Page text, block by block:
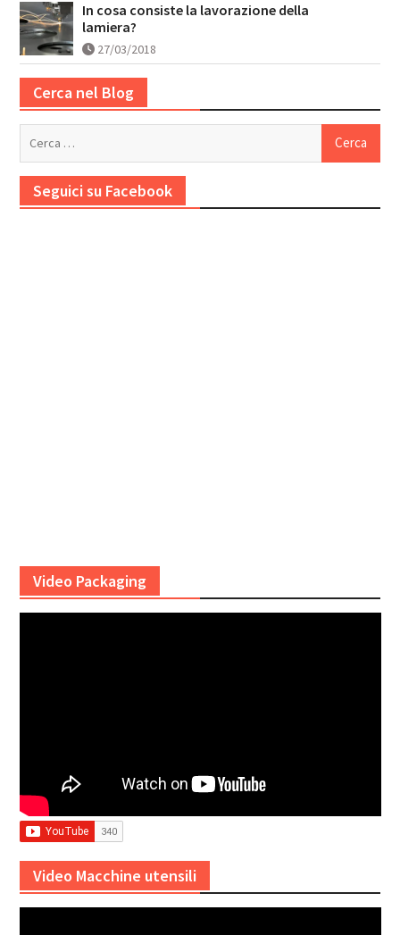
In cosa consiste la lavorazione della
lamiera?
27/03/2018
Cerca nel Blog
Seguici su Facebook
Video Packaging
Video Macchine utensili